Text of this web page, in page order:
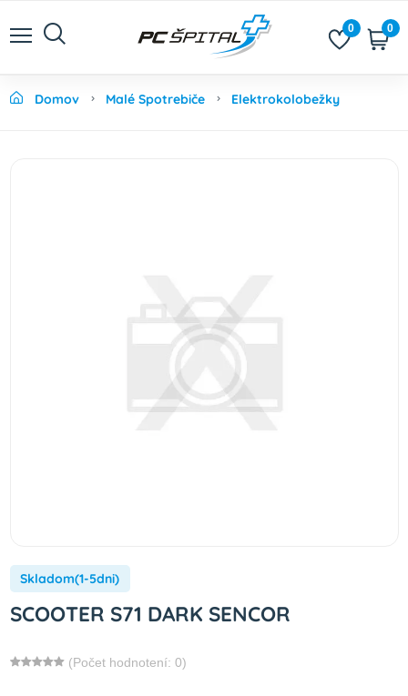
0 0
Domov Malé Spotrebiče Elektrokolobežky
Skladom(1-5dni)
SCOOTER S71 DARK SENCOR
(Počet hodnotení: 0)